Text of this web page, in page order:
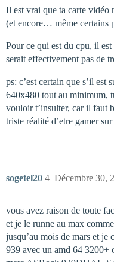
Il est vrai que ta carte vidéo
(et encore… même certains
Pour ce qui est du cpu, il
serait effectivement pas de
ps: c’est certain que s’il est
640x480 tout au minimum,
vouloir t’insulter, car il faut
triste réalité d’etre gamer
sogetel20 Décembre 30,
4
vous avez raison de toute
et je le runne au max
jusqu’au mois de mars et je
939 avec un amd 64 3200+